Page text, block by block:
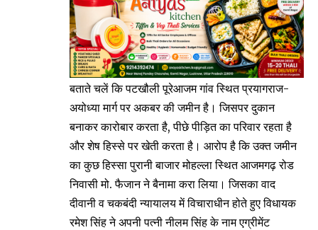
बताते चलें कि पटखौली पूरेआजम गांव स्थित प्रयागराज-
अयोध्या मार्ग पर अकबर की जमीन है। जिसपर दुकान
बनाकर कारोबार करता है, पीछे पीड़ित का परिवार रहता है
और शेष हिस्से पर खेती करता है। आरोप है कि उक्त जमीन
का कुछ हिस्सा पुरानी बाजार मोहल्ला स्थित आजमगढ़ रोड
निवासी मो. फैजान ने बैनामा करा लिया। जिसका वाद
दीवानी व चकबंदी न्यायालय में विचाराधीन होते हुए विधायक
रमेश सिंह ने अपनी पत्नी नीलम सिंह के नाम एग्रीमेंट